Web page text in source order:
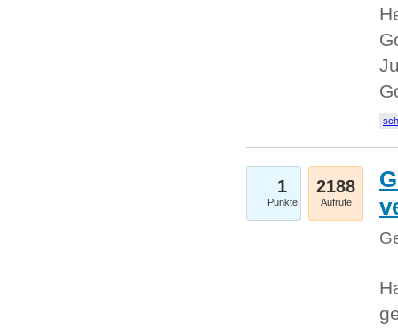
1
Punkte
2188
Aufrufe